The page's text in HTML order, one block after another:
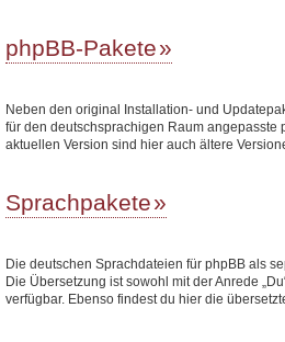
phpBB-Pakete
Neben den original Installation- und
für den deutschsprachigen Raum angepasste
aktuellen Version sind hier auch ältere
Sprachpakete
Die deutschen Sprachdateien für phpBB als
Die Übersetzung ist sowohl mit der Anrede
verfügbar. Ebenso findest du hier die